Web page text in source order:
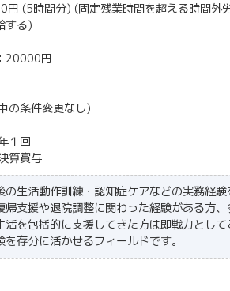
円 (5時間分) (固定残業時間を超える時間外
する)
20000円
の条件変更なし)
１回
算賞与
の生活動作訓練・認知症ケアなどの実務経験
支援や退院調整に関わった経験がある方、
活を包括的に支援してきた方は即戦力として
存分に活かせるフィールドです。